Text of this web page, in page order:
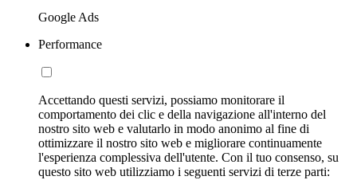
Google Ads
Performance
Accettando questi servizi, possiamo monitorare il
comportamento dei clic e della navigazione all'interno del
nostro sito web e valutarlo in modo anonimo al fine di
ottimizzare il nostro sito web e migliorare continuamente
l'esperienza complessiva dell'utente. Con il tuo consenso, su
questo sito web utilizziamo i seguenti servizi di terze parti: